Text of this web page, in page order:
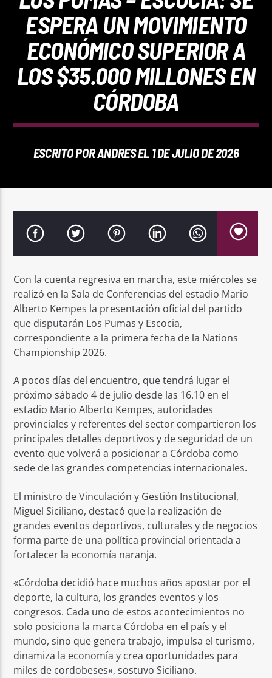
REPRODUCTOR WEB
0:00
PlayFM 95.9
ESPERA UN MOVIMIENTO
ECONÓMICO SUPERIOR A
LOS $35.000 MILLONES EN
CÓRDOBA
ESCRITO PORANDRESEL 1 DE JULIO DE 2026
Con la cuenta regresiva en marcha, este miércoles se
realizó en la Sala de Conferencias del estadio Mario
Alberto Kempes la presentación oficial del partido
que disputarán Los Pumas y Escocia,
correspondiente a la primera fecha de la Nations
Championship 2026.
A pocos días del encuentro, que tendrá lugar el
próximo sábado 4 de julio desde las 16.10 en el
estadio Mario Alberto Kempes, autoridades
provinciales y referentes del sector compartieron los
principales detalles deportivos y de seguridad de un
evento que volverá a posicionar a Córdoba como
sede de las grandes competencias internacionales.
El ministro de Vinculación y Gestión Institucional,
Miguel Siciliano, destacó que la realización de
grandes eventos deportivos, culturales y de negocios
forma parte de una política provincial orientada a
fortalecer la economía naranja.
«Córdoba decidió hace muchos años apostar por el
deporte, la cultura, los grandes eventos y los
congresos. Cada uno de estos acontecimientos no
solo posiciona la marca Córdoba en el país y el
mundo, sino que genera trabajo, impulsa el turismo,
dinamiza la economía y crea oportunidades para
miles de cordobeses», sostuvo Siciliano.